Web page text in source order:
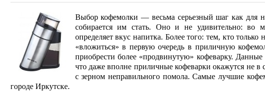
Выбор кофемолки — весьма серьезный шаг как для
собирается им стать. Оно и не удивительно: во
определяет вкус напитка. Более того: тем, кто
«вложиться» в первую очередь в приличную
приобрести более «продвинутую» кофеварку.
что даже вполне приличные кофеварки окажутся не в
с зерном неправильного помола. Самые лучшие
городе Иркутске.